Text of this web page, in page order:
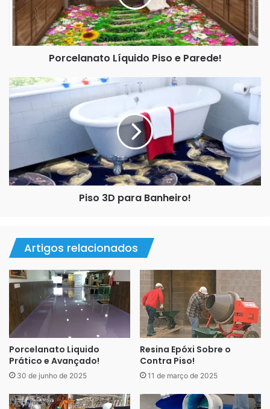
Porcelanato Líquido Piso e Parede!
Piso
3D
Banheiro!
Piso 3D para Banheiro!
Artigos relacionados
Porcelanato Liquido
Prático e Avançado!
30 de junho de 2025
Resina Epóxi Sobre o
Contra Piso!
11 de março de 2025